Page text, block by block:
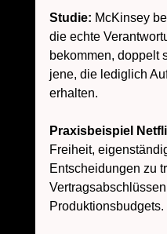
Studie: McKinsey
die echte
bekommen, doppelt
jene, die lediglich
erhalten.
Praxisbeispiel
Freiheit,
Entscheidungen zu
Produktionsbudgets.